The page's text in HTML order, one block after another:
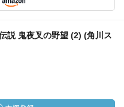
説 鬼夜叉の野望 (2) (角川ス